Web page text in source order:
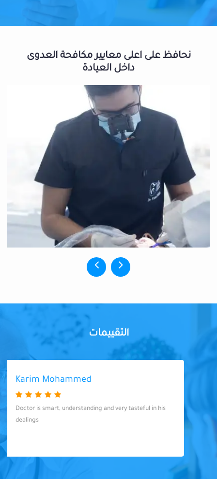
نحافظ على اعلى معايير مكافحة العدوى
داخل العيادة
التقييمات
Karim Mohammed
Doctor is smart, understanding and very tasteful in his
dealings